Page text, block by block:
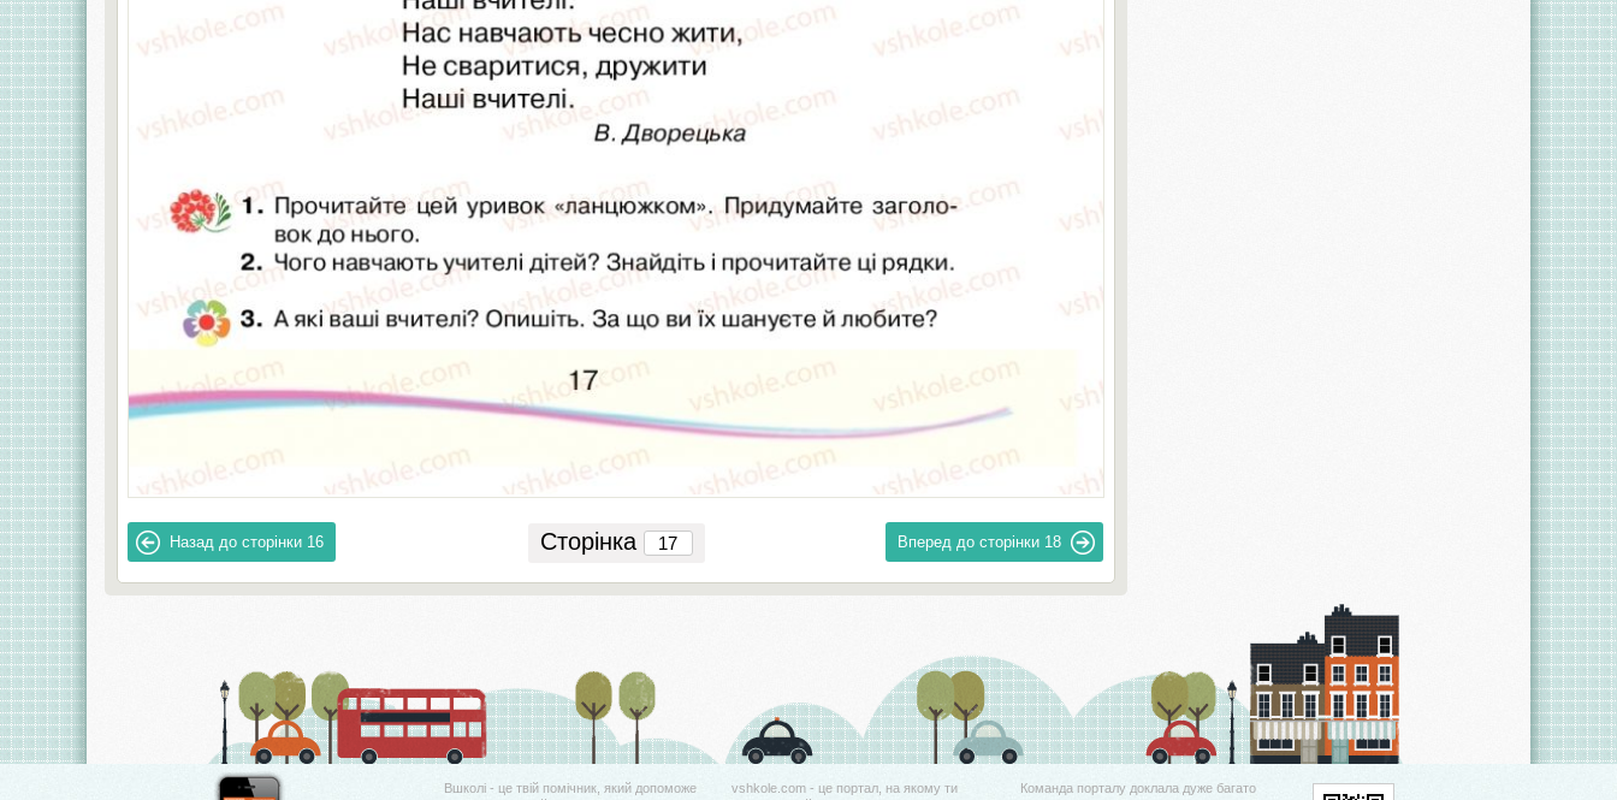
Назад до сторінки 16 Сторінка Вперед до сторінки 18
Вшколі - це твій помічник, який допоможе
vshkole.com - це портал, на якому ти
Команда порталу доклала дуже багато